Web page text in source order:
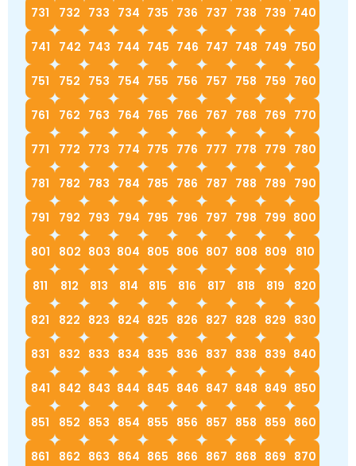
731 732 733 734 735 736 737 738 739 740
741 742 743 744 745 746 747 748 749 750
751 752 753 754 755 756 757 758 759 760
761 762 763 764 765 766 767 768 769 770
771 772 773 774 775 776 777 778 779 780
781 782 783 784 785 786 787 788 789 790
791 792 793 794 795 796 797 798 799 800
801 802 803 804 805 806 807 808 809 810
811 812 813 814 815 816 817 818 819 820
821 822 823 824 825 826 827 828 829 830
831 832 833 834 835 836 837 838 839 840
841 842 843 844 845 846 847 848 849 850
851 852 853 854 855 856 857 858 859 860
861 862 863 864 865 866 867 868 869 870